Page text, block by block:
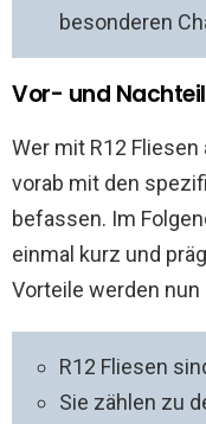
besonderen
Vor- und
Wer mit R12
vorab mit den
befassen. Im
einmal kurz und
Vorteile werden
R12 Fliesen
Sie zählen zu